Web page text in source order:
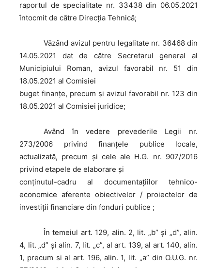
raportul de specialitate nr. 33438 din 06.05.2021
întocmit de către Direcţia Tehnică;
Văzând avizul pentru legalitate nr. 36468 din
14.05.2021 dat de către Secretarul general al
Municipiului Roman, avizul favorabil nr. 51 din
18.05.2021 al Comisiei
buget finanțe, precum și avizul favorabil nr. 123 din
18.05.2021 al Comisiei juridice;
Având în vedere prevederile Legii nr.
273/2006 privind finanțele publice locale,
actualizată, precum și cele ale H.G. nr. 907/2016
privind etapele de elaborare și
conținutul-cadru al documentațiilor tehnico-
economice aferente obiectivelor / proiectelor de
investiții financiare din fonduri publice ;
În temeiul art. 129, alin. 2, lit. „b” și „d”, alin.
4, lit. „d” și alin. 7, lit. „c”, al art. 139, al art. 140, alin.
1, precum si al art. 196, alin. 1, lit. „a” din O.U.G. nr.